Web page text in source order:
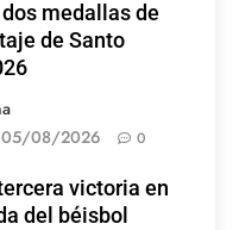
dos medallas de
de Santo
05/08/2026 0
victoria en
del béisbol